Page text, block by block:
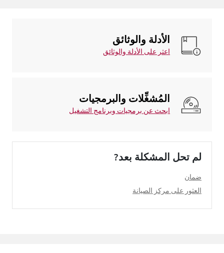
الأدلة والوثائق
اعثر على الأدلة والوثائق
المُشغِّلات والبرمجيات
ابحث عن برمجيات وبرنامج التشغيل
لم تحل المشكلة بعد?
ضمان
العثور على مركز الصيانة